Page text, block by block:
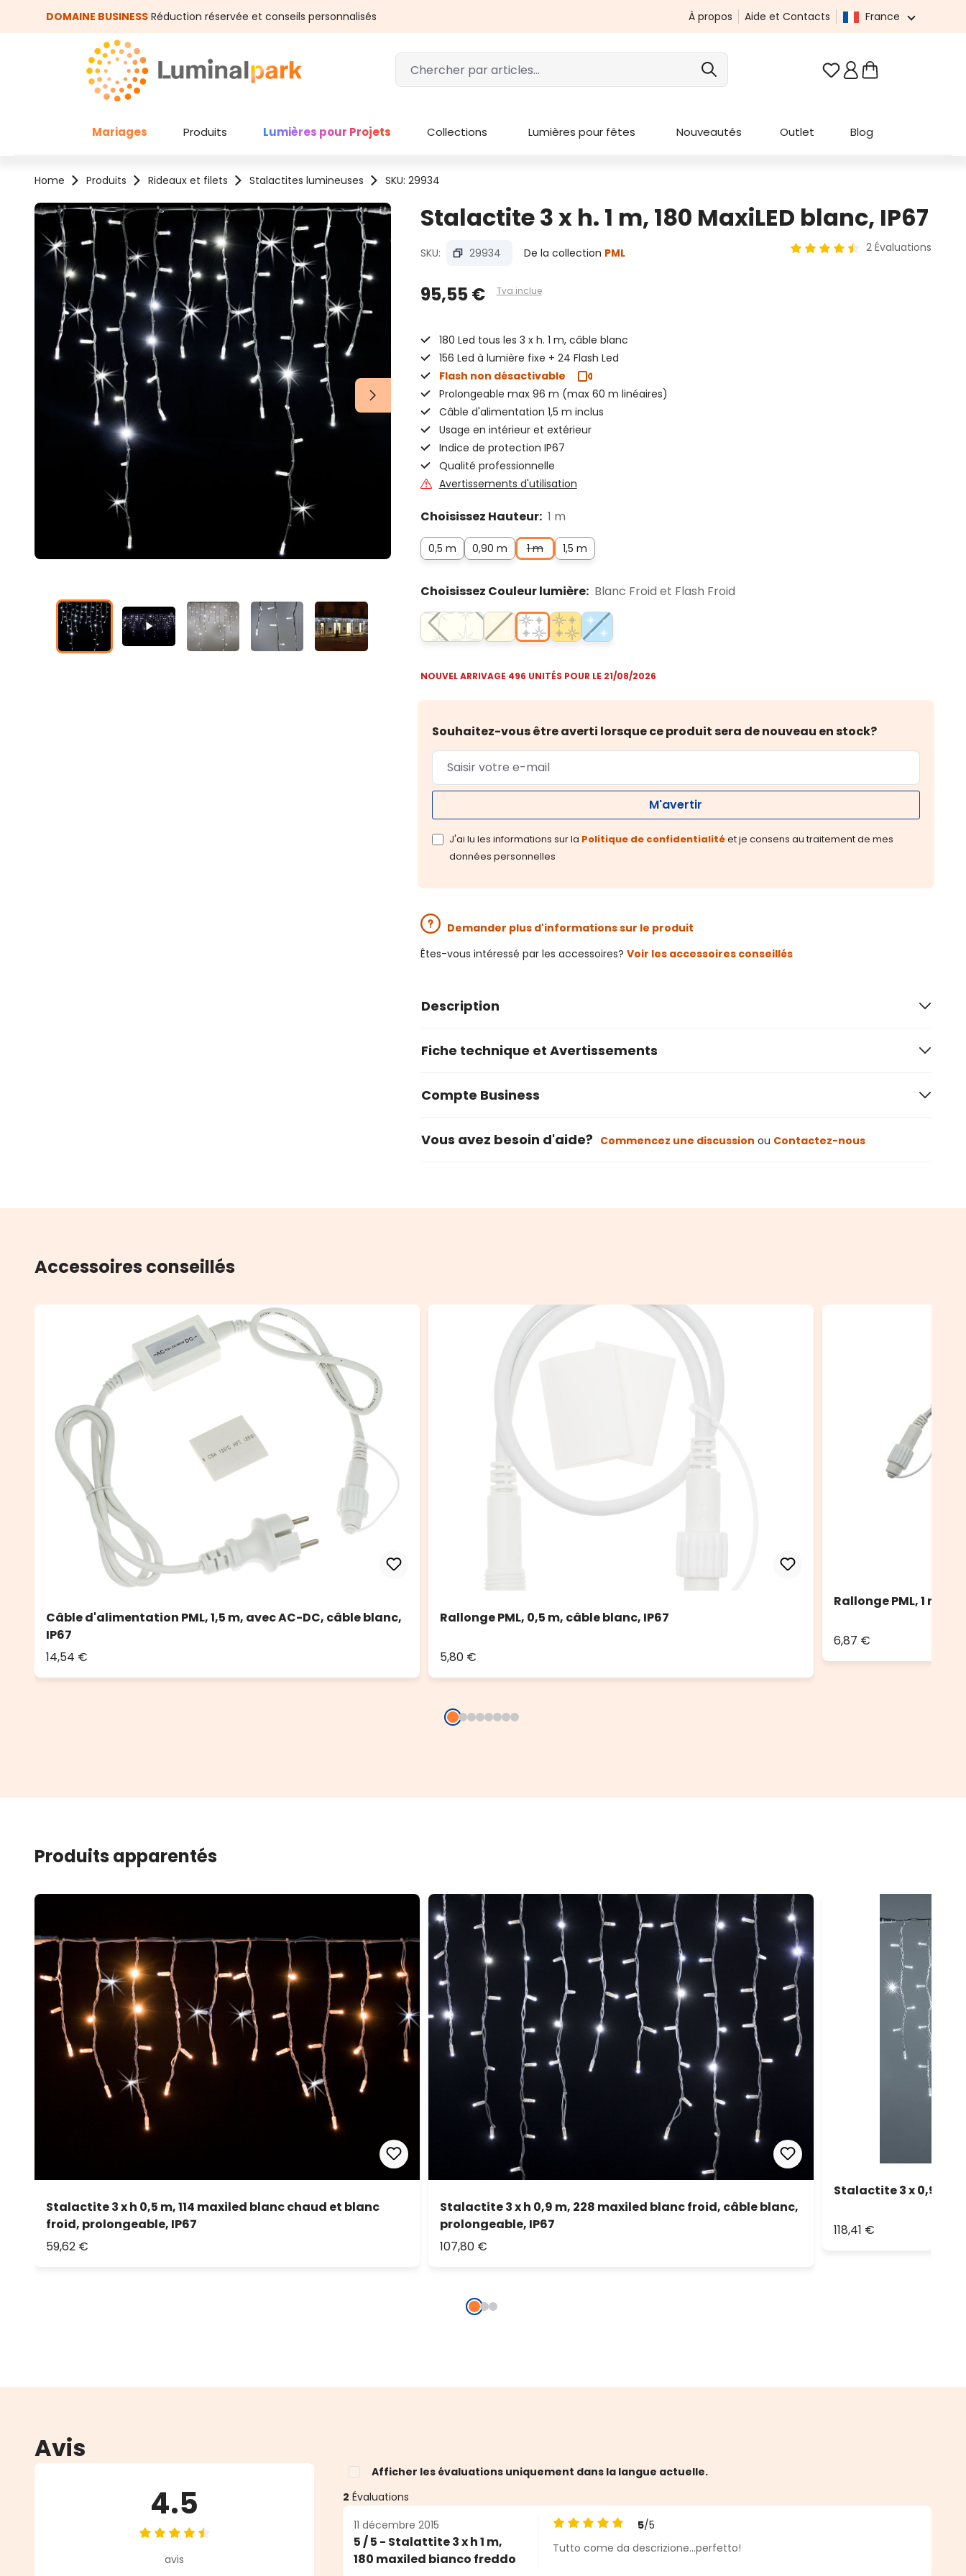
au contenu principal
Passer à la recherche
DOMAINE BUSINESS Réduction réservée et conseils personnalisés À propos Aide et Contacts France
Vous avez 0 articles
Mariages Produits Lumières pour Projets Collections Lumières pour fêtes Nouveautés Outlet Blog
Home Produits Rideaux et filets Stalactites lumineuses SKU: 29934
Ignorer la galerie d'images Stalactite 3 x h. 1 m, 180 MaxiLED blanc, IP67
SKU: 29934 De la collection PML 2 Évaluations
95,55 € Tva inclue
180 Led tous les 3 x h. 1 m, câble blanc
156 Led à lumière fixe + 24 Flash Led
Flash non désactivable
Prolongeable max 96 m (max 60 m linéaires)
Câble d'alimentation 1,5 m inclus
Usage en intérieur et extérieur
Indice de protection IP67
Qualité professionnelle
Avertissements d'utilisation
Choisissez Hauteur: 1 m
0,5 m 0,90 m 1 m 1,5 m
Choisissez Couleur lumière: Blanc Froid et Flash Froid
NOUVEL ARRIVAGE 496 UNITÉS POUR LE 21/08/2026
Souhaitez-vous être averti lorsque ce produit sera de nouveau en stock?
M'avertir
J'ai lu les informations sur la Politique de confidentialitéet je consens au traitement de mes
données personnelles
Demander plus d'informations sur le produit
Êtes-vous intéressé par les accessoires? Voir les accessoires conseillés
Description
Fiche technique et Avertissements
Compte Business
Vous avez besoin d'aide? Commencez une discussion ou Contactez-nous
Accessoires conseillés
Câble d'alimentation PML, 1,5 m, avec AC-DC, câble blanc,
IP67
14,54 €
Rallonge PML, 0,5 m, câble blanc, IP67
5,80 €
Rallonge PML, 1 m,
6,87 €
Produits apparentés
Stalactite 3 x h 0,5 m, 114 maxiled blanc chaud et blanc
froid, prolongeable, IP67
59,62 €
Stalactite 3 x h 0,9 m, 228 maxiled blanc froid, câble blanc,
prolongeable, IP67
107,80 €
Stalactite 3 x 0,9 m,
118,41 €
Avis
4.5
Note moyenne de 4.5 sur 5 étoiles
avis
Afficher les évaluations uniquement dans la langue actuelle.
2 Évaluations
11 décembre 2015
5 / 5 - Stalattite 3 x h 1 m,
180 maxiled bianco freddo
Note moyenne de 5 sur 5 étoiles
5/5
Tutto come da descrizione...perfetto!